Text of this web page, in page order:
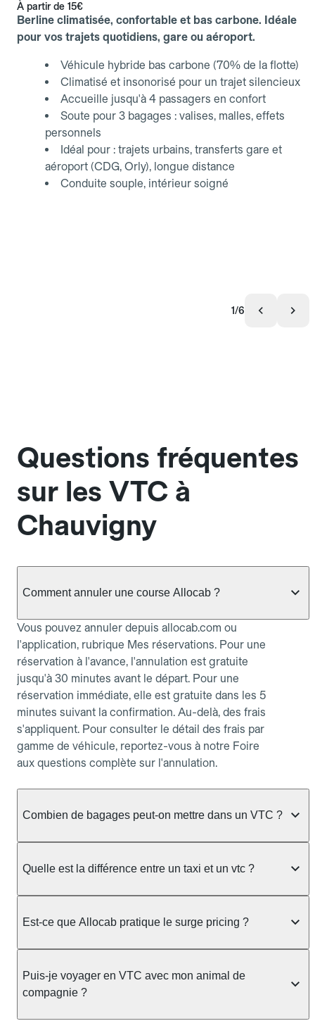
À partir de 15€
Berline climatisée, confortable et bas carbone. Idéale
pour vos trajets quotidiens, gare ou aéroport.
Véhicule hybride bas carbone (70% de la flotte)
Climatisé et insonorisé pour un trajet silencieux
Accueille jusqu'à 4 passagers en confort
Soute pour 3 bagages : valises, malles, effets
personnels
Idéal pour : trajets urbains, transferts gare et
aéroport (CDG, Orly), longue distance
Conduite souple, intérieur soigné
1/6
Questions fréquentes
sur les VTC à
Chauvigny
Comment annuler une course Allocab ?
Vous pouvez annuler depuis allocab.com ou
l'application, rubrique Mes réservations. Pour une
réservation à l'avance, l'annulation est gratuite
jusqu'à 30 minutes avant le départ. Pour une
réservation immédiate, elle est gratuite dans les 5
minutes suivant la confirmation. Au-delà, des frais
s'appliquent. Pour consulter le détail des frais par
gamme de véhicule, reportez-vous à notre Foire
aux questions complète sur l'annulation.
Combien de bagages peut-on mettre dans un VTC ?
réservée :
Berline, Green, Berline Affaires, VAO : jusqu'à 3
Moto-taxi : jusqu'à 2 bagages cabine TPMR : 1
bagage
Le prix de la course ne change pas selon le
nombre de bagages. Si vous avez des bagages
Quelle est la différence entre un taxi et un vtc ?
dans la rue ou à une station, avec un tarif calculé au
réservation préalable et propose un prix fixe connu
à l'avance, sans mauvaise surprise ni frais cachés.
Chez Allocab, tous les chauffeurs sont des
Est-ce que Allocab pratique le surge pricing ?
prix de votre course est calculé et affiché avant la
validation de la réservation, puis fixé définitivement.
Puis-je voyager en VTC avec mon animal de
compagnie ?